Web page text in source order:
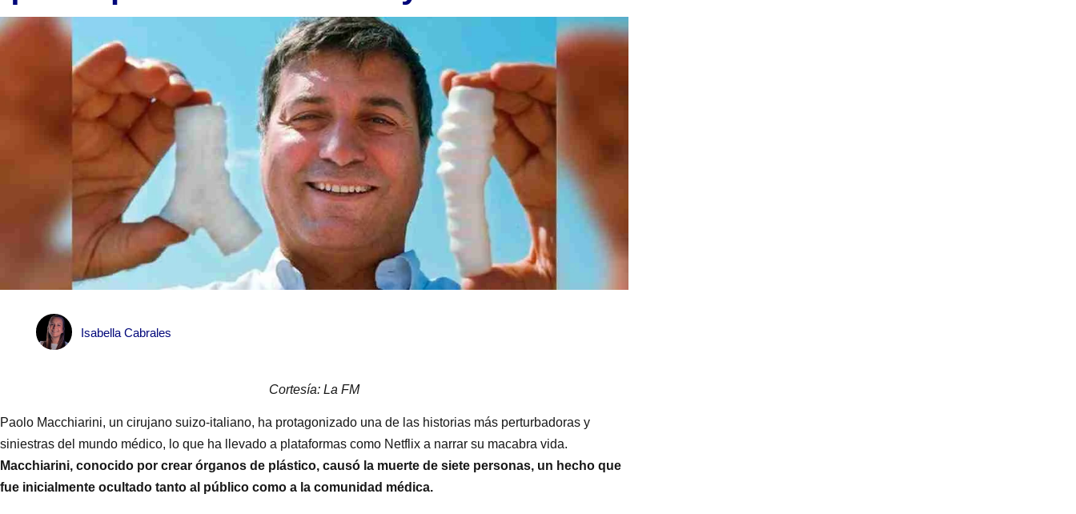
Isabella Cabrales
Cortesía: La FM
Paolo Macchiarini, un cirujano suizo-italiano, ha protagonizado una de las historias más perturbadoras y
siniestras del mundo médico, lo que ha llevado a plataformas como Netflix a narrar su macabra vida.
Macchiarini, conocido por crear órganos de plástico, causó la muerte de siete personas, un hecho que
fue inicialmente ocultado tanto al público como a la comunidad médica.